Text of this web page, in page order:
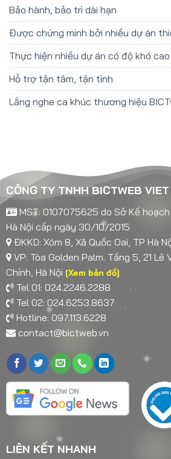
Bảo hành, bảo trì dài hạn
Được chứng minh bởi nhiều dự án
Thực hiện nhiều dự án có độ khó cao
Hỗ trợ tận tâm, tận tình
Lắng nghe ca khúc thương hiệu
CÔNG TY TNHH BICTWEB
MST: 0107075625 do Sở Kế
Hà Nội cấp ngày 30/10/2015
ĐKKD: Xóm 8, Xã Quốc Oai, TP Hà
VP: Tòa Golden Palm. Tầng 5, 21 Lê
Chính, Hà Nội [Xem bản đồ]
Tel 01: 024.2246.2288
Tel 02: 024.6253.8637
Hotline: 097.113.6228
contact@bictweb.vn
LIÊN KẾT NHANH